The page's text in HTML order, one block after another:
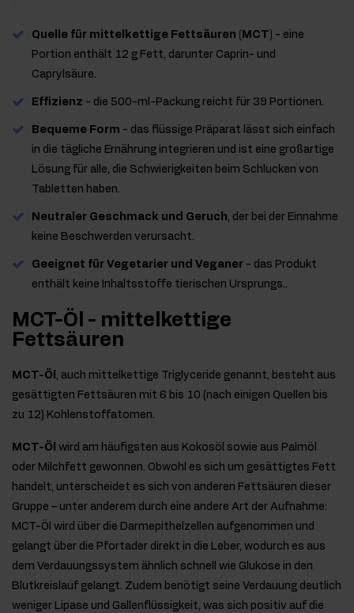
Quelle für mittelkettige Fettsäuren (MCT)
- eine
Portion enthält 12 g Fett, darunter Caprin- und
Caprylsäure.
Effizienz - die 500-ml-Packung reicht für 39 Portionen.
Bequeme Form - das flüssige Präparat lässt sich einfach
in die tägliche Ernährung integrieren und ist eine großartige
Lösung für alle, die Schwierigkeiten beim Schlucken von
Tabletten haben.
Neutraler Geschmack und Geruch, der bei der Einnahme
keine Beschwerden verursacht.
Geeignet für Vegetarier und Veganer - das Produkt
enthält keine Inhaltsstoffe tierischen Ursprungs..
MCT-Öl - mittelkettige
Fettsäuren
MCT-Öl , auch mittelkettige Triglyceride genannt, besteht aus
gesättigten Fettsäuren mit 6 bis 10 (nach einigen Quellen bis
zu 12) Kohlenstoffatomen.
MCT-Öl wird am häufigsten aus Kokosöl sowie aus Palmöl
oder Milchfett gewonnen. Obwohl es sich um gesättigtes Fett
handelt, unterscheidet es sich von anderen Fettsäuren dieser
Gruppe – unter anderem durch eine andere Art der Aufnahme:
MCT-Öl wird über die Darmepithelzellen aufgenommen und
gelangt über die Pfortader direkt in die Leber, wodurch es aus
dem Verdauungssystem ähnlich schnell wie Glukose in den
Blutkreislauf gelangt. Zudem benötigt seine Verdauung deutlich
weniger Lipase und Gallenflüssigkeit, was sich positiv auf die